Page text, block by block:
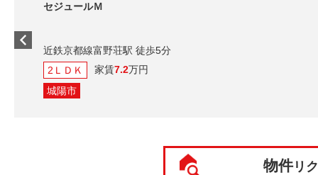
セジュールＭ
近鉄京都線富野荘駅 徒歩5分
2ＬＤＫ
家賃
物件リ